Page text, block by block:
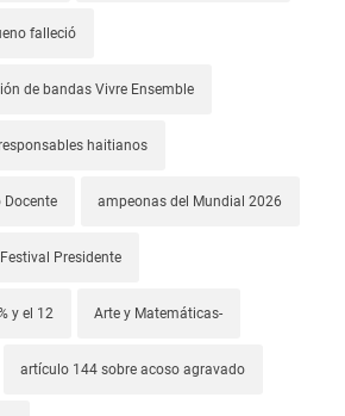
falleció
de bandas Vivre Ensemble
haitianos
Docente ampeonas del Mundial 2026
Presidente
y el 12 Arte y Matemáticas-
artículo 144 sobre acoso agravado